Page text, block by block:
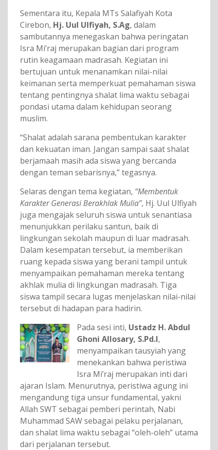
Sementara itu, Kepala MTs Salafiyah Kota
Cirebon, Hj. Uul Ulfiyah, S.Ag, dalam
sambutannya menegaskan bahwa peringatan
Isra Mi’raj merupakan bagian dari program
rutin keagamaan madrasah. Kegiatan ini
bertujuan untuk menanamkan nilai-nilai
keimanan serta memperkuat pemahaman siswa
tentang pentingnya shalat lima waktu sebagai
pondasi utama dalam kehidupan seorang
muslim.
“Shalat adalah sarana pembentukan karakter
dan kekuatan iman. Jangan sampai saat shalat
berjamaah masih ada siswa yang bercanda
dengan teman sebarisnya,” tegasnya.
Selaras dengan tema kegiatan, “Membentuk
Karakter Generasi Berakhlak Mulia”, Hj. Uul Ulfiyah
juga mengajak seluruh siswa untuk senantiasa
menunjukkan perilaku santun, baik di
lingkungan sekolah maupun di luar madrasah.
Dalam kesempatan tersebut, ia memberikan
ruang kepada siswa yang berani tampil untuk
menyampaikan pemahaman mereka tentang
akhlak mulia di lingkungan madrasah. Tiga
siswa tampil secara lugas menjelaskan nilai-nilai
tersebut di hadapan para hadirin.
Pada sesi inti, Ustadz H. Abdul
Ghoni Allosary, S.Pd.I,
menyampaikan tausyiah yang
menekankan bahwa peristiwa
Isra Mi’raj merupakan inti dari
ajaran Islam. Menurutnya, peristiwa agung ini
mengandung tiga unsur fundamental, yakni
Allah SWT sebagai pemberi perintah, Nabi
Muhammad SAW sebagai pelaku perjalanan,
dan shalat lima waktu sebagai “oleh-oleh” utama
dari perjalanan tersebut.